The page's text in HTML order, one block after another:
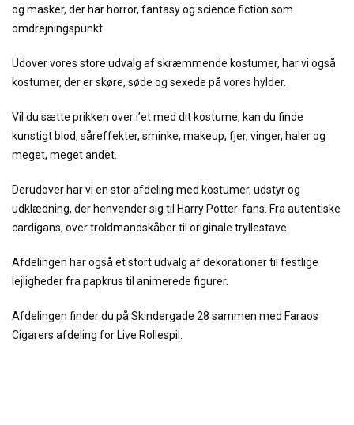
og masker, der har horror, fantasy og science fiction som
omdrejningspunkt.
Udover vores store udvalg af skræmmende kostumer, har vi også
kostumer, der er skøre, søde og sexede på vores hylder.
Vil du sætte prikken over i’et med dit kostume, kan du finde
kunstigt blod, såreffekter, sminke, makeup, fjer, vinger, haler og
meget, meget andet.
Derudover har vi en stor afdeling med kostumer, udstyr og
udklædning, der henvender sig til Harry Potter-fans. Fra autentiske
cardigans, over troldmandskåber til originale tryllestave.
Afdelingen har også et stort udvalg af dekorationer til festlige
lejligheder fra papkrus til animerede figurer.
Afdelingen finder du på Skindergade 28 sammen med Faraos
Cigarers afdeling for Live Rollespil.